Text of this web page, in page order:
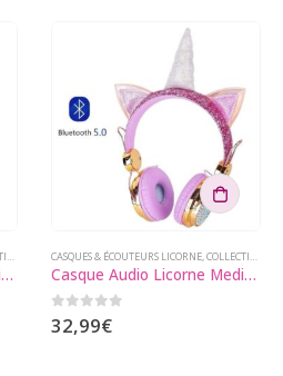
,GADGETS LICORNE
Casque Audio Licorne Media Doré
CASQUES & ÉCOUTEURS LICORNE,COLLECTIONS LICORNE
Casque Audio Licorne Media Bluetooth
0 sur 5
32,99€